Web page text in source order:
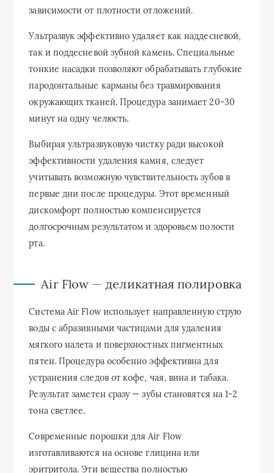
зависимости от плотности отложений.
Ультразвук эффективно удаляет как наддесневой,
так и поддесневой зубной камень. Специальные
тонкие насадки позволяют обрабатывать глубокие
пародонтальные карманы без травмирования
окружающих тканей. Процедура занимает 20-30
минут на одну челюсть.
Выбирая ультразвуковую чистку ради высокой
эффективности удаления камня, следует
учитывать возможную чувствительность зубов в
первые дни после процедуры. Этот временный
дискомфорт полностью компенсируется
долгосрочным результатом и здоровьем полости
рта.
Air Flow — деликатная полировка
Система Air Flow использует направленную струю
воды с абразивными частицами для удаления
мягкого налета и поверхностных пигментных
пятен. Процедура особенно эффективна для
устранения следов от кофе, чая, вина и табака.
Результат заметен сразу — зубы становятся на 1-2
тона светлее.
Современные порошки для Air Flow
изготавливаются на основе глицина или
эритритола. Эти вещества полностью